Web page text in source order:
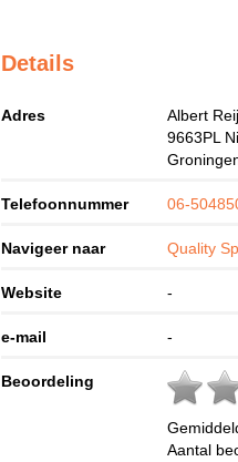
Details
Adres
Albert
9663PL
Telefoonnummer 06-
Navigeer naar Quality
Website -
e-mail -
Beoordeling
Aantal